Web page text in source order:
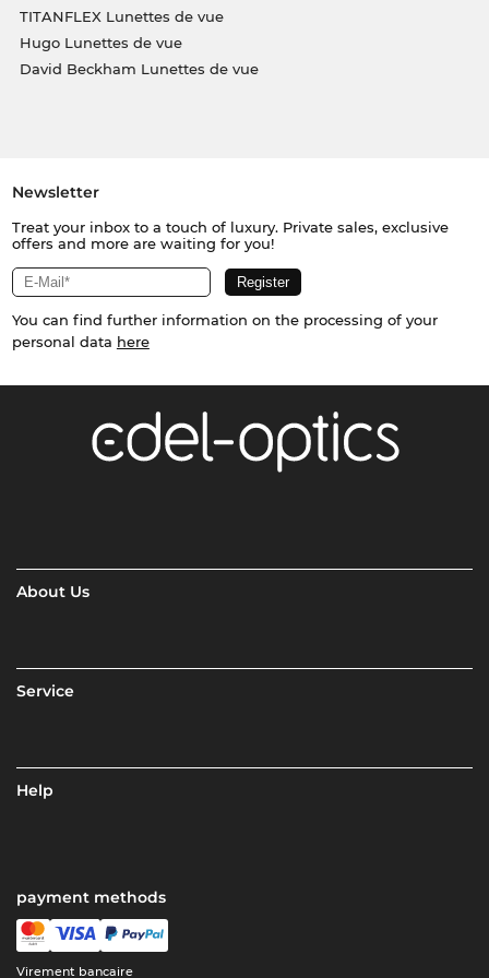
TITANFLEX Lunettes de vue
Hugo Lunettes de vue
David Beckham Lunettes de vue
Newsletter
Treat your inbox to a touch of luxury. Private sales, exclusive
offers and more are waiting for you!
You can find further information on the processing of your
personal data here
About Us
Service
Help
payment methods
Virement bancaire